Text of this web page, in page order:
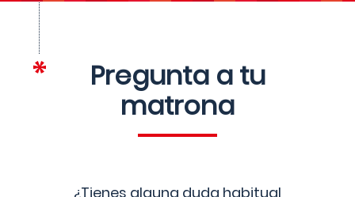
Pregunta a tu
matrona
¿Tienes alguna duda habitual